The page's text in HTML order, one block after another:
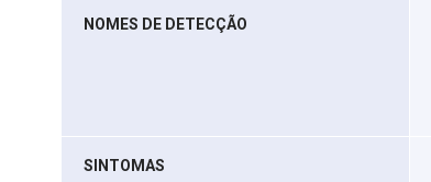
NOMES DE DETECÇÃO
SINTOMAS